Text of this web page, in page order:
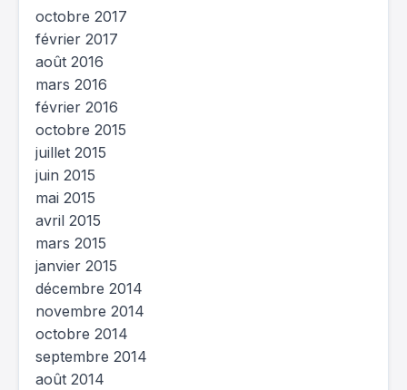
octobre 2017
février 2017
août 2016
mars 2016
février 2016
octobre 2015
juillet 2015
juin 2015
mai 2015
avril 2015
mars 2015
janvier 2015
décembre 2014
novembre 2014
octobre 2014
septembre 2014
août 2014